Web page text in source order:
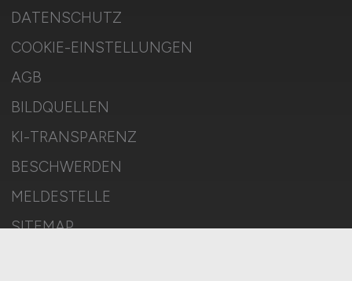
DATENSCHUTZ
COOKIE-EINSTELLUNGEN
AGB
BILDQUELLEN
KI-TRANSPARENZ
BESCHWERDEN
MELDESTELLE
SITEMAP